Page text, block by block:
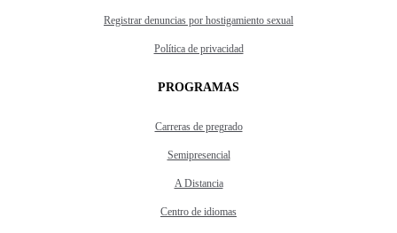
Registrar denuncias por hostigamiento sexual
Política de privacidad
PROGRAMAS
Carreras de pregrado
Semipresencial
A Distancia
Centro de idiomas